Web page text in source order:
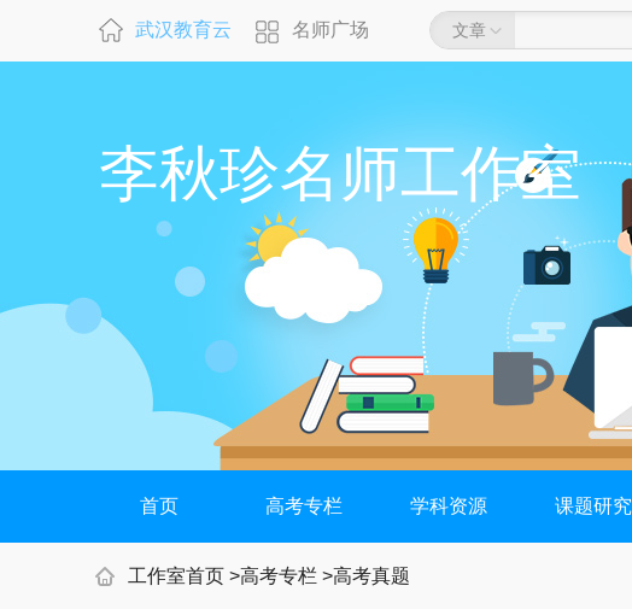
武汉教育云 名师广场 文章
李秋珍名师工作室
首页 高考专栏 学科资源 课题研究
工作室首页 >高考专栏 >高考真题